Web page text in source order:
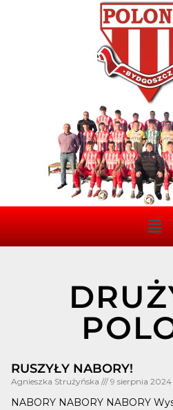
RUSZYŁY NABORY!
Agnieszka Strużyńska 9 sierpnia 2024
NABORY NABORY NABORY